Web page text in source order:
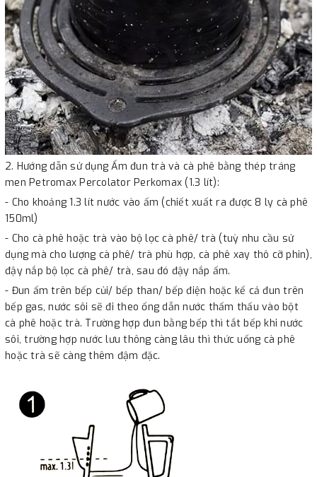
2. Hướng dẫn sử dụng Ấm đun trà và cà phê bằng thép tráng
men Petromax Percolator Perkomax (1.3 lít):
- Cho khoảng 1.3 lít nước vào ấm (chiết xuất ra được 8 ly cà phê
150ml)
- Cho cà phê hoặc trà vào bộ lọc cà phê/ trà (tuỳ nhu cầu sử
dụng mà cho lượng cà phê/ trà phù hợp, cà phê xay thô cỡ phin),
đậy nắp bộ lọc cà phê/ trà, sau đó đậy nắp ấm.
- Đun ấm trên bếp củi/ bếp than/ bếp điện hoặc kể cả đun trên
bếp gas, nước sôi sẽ đi theo ống dẫn nước thẩm thấu vào bột
cà phê hoặc trà. Trường hợp đun bằng bếp thì tắt bếp khi nước
sôi, trường hợp nước lưu thông càng lâu thì thức uống cà phê
hoặc trà sẽ càng thêm đậm đặc.